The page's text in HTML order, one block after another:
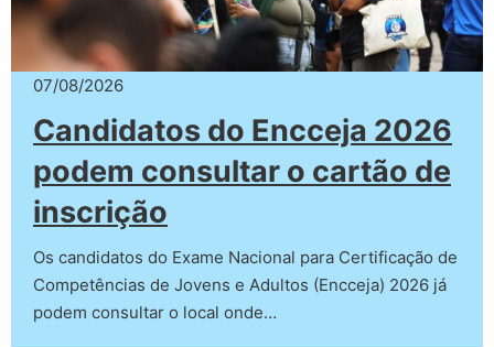
07/08/2026
Candidatos do Encceja 2026
podem consultar o cartão de
inscrição
Os candidatos do Exame Nacional para Certificação de
Competências de Jovens e Adultos (Encceja) 2026 já
podem consultar o local onde…